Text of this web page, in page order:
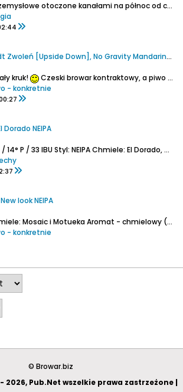
Tereny poprzemysłowe otoczone kanałami na północ od centrum miasta. Stare budynki fabryczne wykorzystano jako knajpy, restauracje, sklepy, galerie i centra zabaw. Jest też i browar z wyszynkiem na miejscu w dużej hali z charakterystycznymi świetlikami na dachu. Można tu dojechać tramwajem nr....
Maryensztadt Zwoleń [Upside Down], No Gravity Mandarina Bavaria & Galaxy NEIPA
kruk!
Czeski browar kontraktowy, a piwo uwarzone w zamkniętym już browarze w Zwoleniu!
- konkretnie
NEIPA
14° P / 33 IBUStyl: NEIPAChmiele: El Dorado, Amarillo
look NEIPA
Mosaic i MotuekaAromat - chmielowy (żywiczność, owoce tropikalne w kierunku mango)
- konkretnie
© Browar.biz
2026, Pub.Net wszelkie prawa zastrzeżone |